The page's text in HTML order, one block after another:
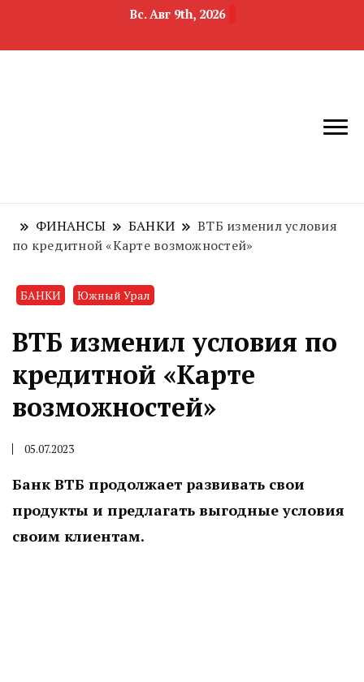
Вс. Авг 9th, 2026
область
недвижимости
ФИНАНСЫ БАНКИ
ВТБ изменил условия
по кредитной «Карте возможностей»
БАНКИ Южный Урал
ВТБ изменил условия по
кредитной «Карте
возможностей»
05.07.2023
Банк ВТБ продолжает развивать свои
продукты и предлагать выгодные условия
своим клиентам.